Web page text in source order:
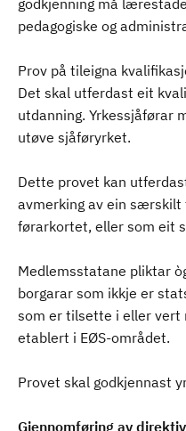
godkjenning må
pedagogiske og
Prov på tileigna
Det skal utferdast eit
utdanning. Yrkessjåførar
utøve sjåføryrket.
Dette provet kan
avmerking av ein særskilt
førarkortet, eller som eit
Medlemsstatane pliktar
borgarar som ikkje er
som er tilsette i eller
etablert i EØS-området.
Provet skal godkjennast
Gjennomføring av